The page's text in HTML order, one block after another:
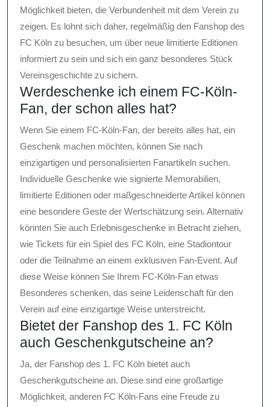
Möglichkeit bieten, die Verbundenheit mit dem Verein zu
zeigen. Es lohnt sich daher, regelmäßig den Fanshop des
FC Köln zu besuchen, um über neue limitierte Editionen
informiert zu sein und sich ein ganz besonderes Stück
Vereinsgeschichte zu sichern.
Werdeschenke ich einem FC-Köln-
Fan, der schon alles hat?
Wenn Sie einem FC-Köln-Fan, der bereits alles hat, ein
Geschenk machen möchten, können Sie nach
einzigartigen und personalisierten Fanartikeln suchen.
Individuelle Geschenke wie signierte Memorabilien,
limitierte Editionen oder maßgeschneiderte Artikel können
eine besondere Geste der Wertschätzung sein. Alternativ
könnten Sie auch Erlebnisgeschenke in Betracht ziehen,
wie Tickets für ein Spiel des FC Köln, eine Stadiontour
oder die Teilnahme an einem exklusiven Fan-Event. Auf
diese Weise können Sie Ihrem FC-Köln-Fan etwas
Besonderes schenken, das seine Leidenschaft für den
Verein auf eine einzigartige Weise unterstreicht.
Bietet der Fanshop des 1. FC Köln
auch Geschenkgutscheine an?
Ja, der Fanshop des 1. FC Köln bietet auch
Geschenkgutscheine an. Diese sind eine großartige
Möglichkeit, anderen FC Köln-Fans eine Freude zu